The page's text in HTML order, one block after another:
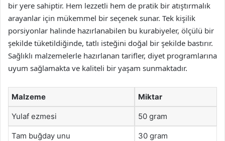
bir yere sahiptir. Hem lezzetli hem de pratik bir atıştırmalık
arayanlar için mükemmel bir seçenek sunar. Tek kişilik
porsiyonlar halinde hazırlanabilen bu kurabiyeler, ölçülü bir
şekilde tüketildiğinde, tatlı isteğini doğal bir şekilde bastırır.
Sağlıklı malzemelerle hazırlanan tarifler, diyet programlarına
uyum sağlamakta ve kaliteli bir yaşam sunmaktadır.
Malzeme Miktar
Yulaf ezmesi 50 gram
Tam buğday unu 30 gram